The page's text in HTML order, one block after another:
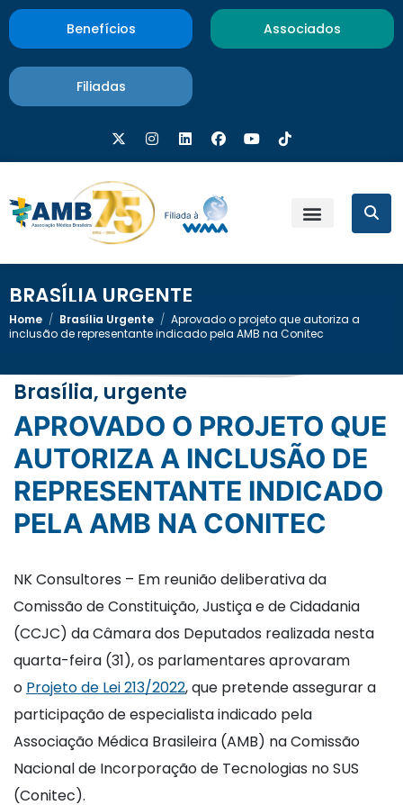
Benefícios Associados
Filiadas
BRASÍLIA URGENTE
Home / Brasília Urgente / Aprovado o projeto que autoriza a
inclusão de representante indicado pela AMB na Conitec
Brasília, urgente
APROVADO O PROJETO QUE
AUTORIZA A INCLUSÃO DE
REPRESENTANTE INDICADO
PELA AMB NA CONITEC
NK Consultores – Em reunião deliberativa da
Comissão de Constituição, Justiça e de Cidadania
(CCJC) da Câmara dos Deputados realizada nesta
quarta-feira (31), os parlamentares aprovaram
o Projeto de Lei 213/2022, que pretende assegurar a
participação de especialista indicado pela
Associação Médica Brasileira (AMB) na Comissão
Nacional de Incorporação de Tecnologias no SUS
(Conitec).